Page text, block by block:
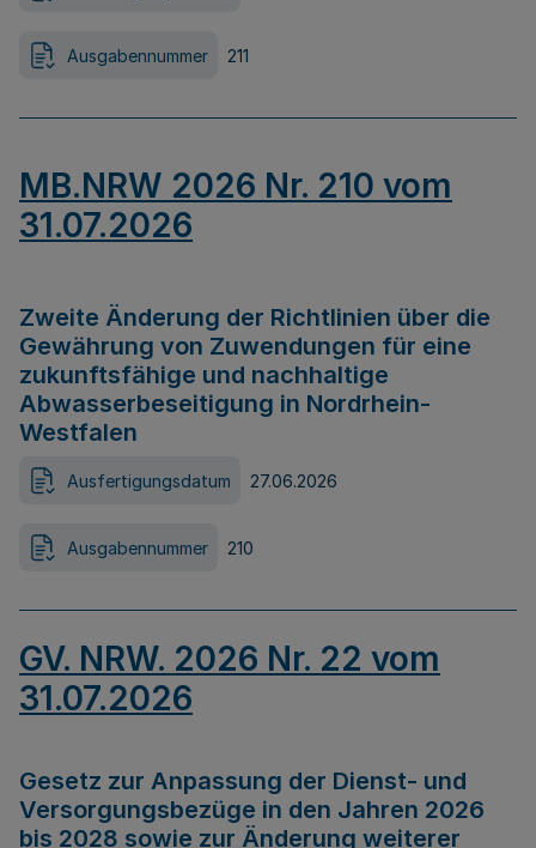
Ausgabennummer 211
MB.NRW 2026 Nr. 210 vom
31.07.2026
Zweite Änderung der Richtlinien über die
Gewährung von Zuwendungen für eine
zukunftsfähige und nachhaltige
Abwasserbeseitigung in Nordrhein-
Westfalen
Ausfertigungsdatum 27.06.2026
Ausgabennummer 210
GV. NRW. 2026 Nr. 22 vom
31.07.2026
Gesetz zur Anpassung der Dienst- und
Versorgungsbezüge in den Jahren 2026
bis 2028 sowie zur Änderung weiterer